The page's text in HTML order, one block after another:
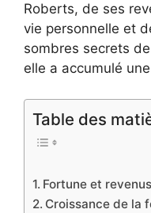
Roberts, de ses
vie personnelle et
sombres secrets
elle a accumulé
Table des
Fortune et
Croissance de la